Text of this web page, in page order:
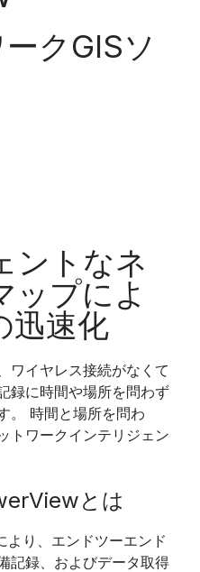
クGISソ
ントなネ
ップによ
迅速化
ワイヤレス接続がなくて
録に時間や場所を問わず
。 時間と場所を問わ
トワークインテリジェン
とは
り、エンドツーエンド
記録、およびデータ取得